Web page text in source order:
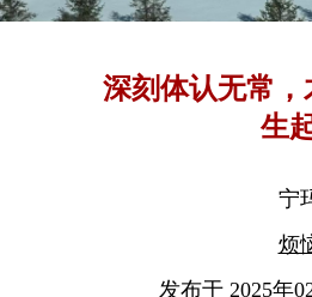
深刻体认无常
生
宁
烦
发布于 2025年